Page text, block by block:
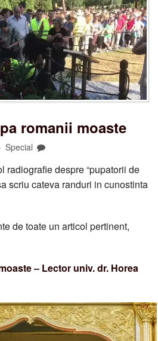
romanii moaste
Special
radiografie despre “pupatorii de
scriu cateva randuri in cunostinta
de toate un articol pertinent,
– Lector univ. dr. Horea